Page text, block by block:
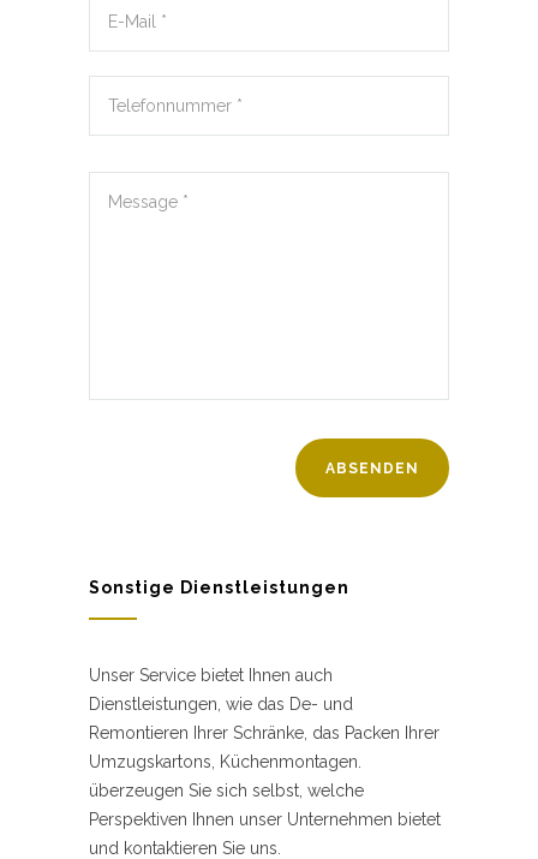
Sonstige Dienstleistungen
Unser Service bietet Ihnen auch
Dienstleistungen, wie das De- und
Remontieren Ihrer Schränke, das Packen Ihrer
Umzugskartons, Küchenmontagen.
überzeugen Sie sich selbst, welche
Perspektiven Ihnen unser Unternehmen bietet
und kontaktieren Sie uns.